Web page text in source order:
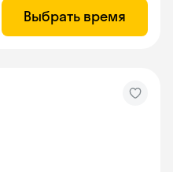
Выбрать время